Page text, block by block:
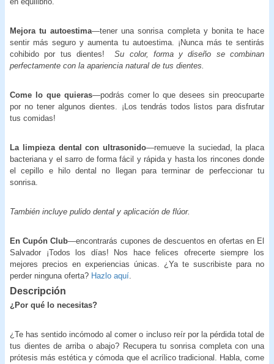
Mejora tu autoestima—tener una sonrisa completa y bonita te hace
sentir más seguro y aumenta tu autoestima. ¡Nunca más te sentirás
cohibido por tus dientes!Su color, forma y diseño se combinan
perfectamente con la apariencia natural de tus dientes.
Come lo que quieras—podrás comer lo que desees sin preocuparte
por no tener algunos dientes. ¡Los tendrás todos listos para disfrutar
tus comidas!
La limpieza dental con ultrasonido—remueve la suciedad, la placa
bacteriana y el sarro de forma fácil y rápida y hasta los rincones donde
el cepillo e hilo dental no llegan para terminar de perfeccionar tu
sonrisa.
También incluye pulido dental y aplicación de flúor.
En Cupón Club—encontrarás cupones de descuentos en ofertas en El
Salvador ¡Todos los días! Nos hace felices ofrecerte siempre los
mejores precios en experiencias únicas. ¿Ya te suscribiste para no
perder ninguna oferta? Hazlo aquí
Descripción
¿Por qué lo necesitas?
¿Te has sentido incómodo al comer o incluso reír por la pérdida total de
tus dientes de arriba o abajo? Recupera tu sonrisa completa con una
prótesis más estética y cómoda que el acrílico tradicional. Habla, come